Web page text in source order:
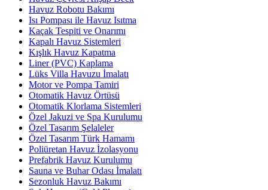
Havuz Robotu Bakımı
Isı Pompası ile Havuz Isıtma
Kaçak Tespiti ve Onarımı
Kapalı Havuz Sistemleri
Kışlık Havuz Kapatma
Liner (PVC) Kaplama
Lüks Villa Havuzu İmalatı
Motor ve Pompa Tamiri
Otomatik Havuz Örtüsü
Otomatik Klorlama Sistemleri
Özel Jakuzi ve Spa Kurulumu
Özel Tasarım Şelaleler
Özel Tasarım Türk Hamamı
Poliüretan Havuz İzolasyonu
Prefabrik Havuz Kurulumu
Sauna ve Buhar Odası İmalatı
Sezonluk Havuz Bakımı